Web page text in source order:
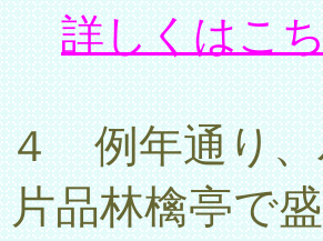
詳しくはこ
４例年通り
片品林檎亭で